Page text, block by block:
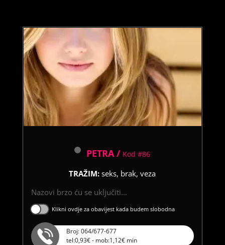
PETRA / Kod #86
TRAŽIM:seks, brak, veza
Nazovi brzo ću se uključiti...
Klikni ovdje za obavijest kada budem slobodna
Broj: 064/677-677
tel:0,93€ - mob:1,12€ min